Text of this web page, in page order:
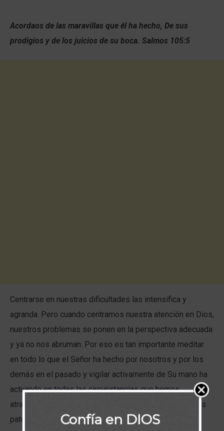
Acordaos de las maravillas que él ha hecho, De sus
prodigios y de los juicios de su boca. Salmos 105:5
Centrarse en nuestras dificultades las intensifica y
agranda. Pero cuando centramos nuestra atención en Dios,
nuestros problemas se ponen en la perspectiva adecuada
y ya no nos abruman. Por eso es tan importante meditar
en todo lo que el Señor ha hecho por nosotros y por los
demás en el pasado y vigilar activamente de Su mano ha
actuando en todas las circunstancias que hemos
atravesado. A medida que lo hacemos, podemos ver los
patrones de cómo Él obra en nuestras vidas, podemos
Confía en DIOS